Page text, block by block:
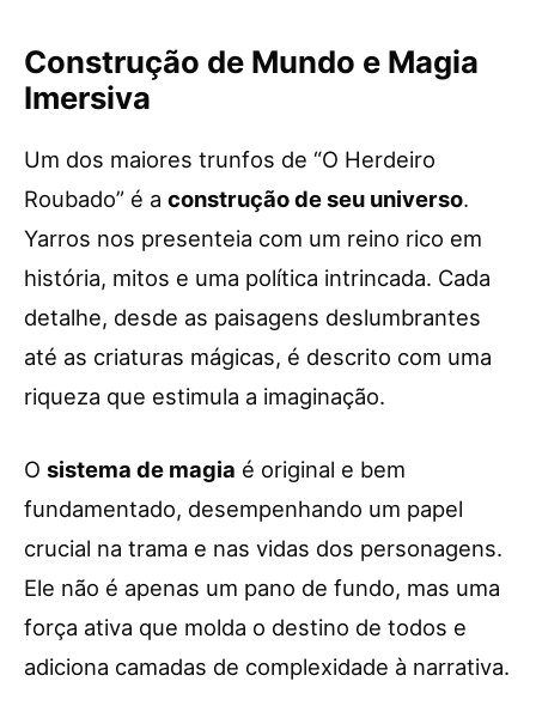
Construção de Mundo e Magia
Imersiva
Um dos maiores trunfos de “O Herdeiro
Roubado” é a construção de seu universo.
Yarros nos presenteia com um reino rico em
história, mitos e uma política intrincada. Cada
detalhe, desde as paisagens deslumbrantes
até as criaturas mágicas, é descrito com uma
riqueza que estimula a imaginação.
O sistema de magia é original e bem
fundamentado, desempenhando um papel
crucial na trama e nas vidas dos personagens.
Ele não é apenas um pano de fundo, mas uma
força ativa que molda o destino de todos e
adiciona camadas de complexidade à narrativa.